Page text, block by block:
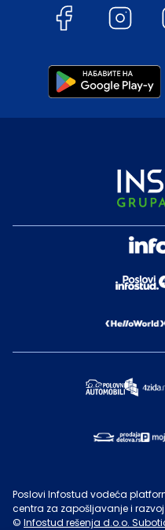
Poslovi Infostud vodeća
centra za zapošljavanje i
© Infostud rešenja d.o.o.